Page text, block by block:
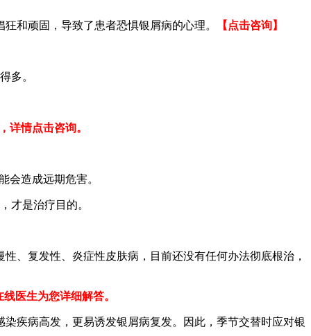
和顽固，导致了患者恐惧银屑病的心理。 【点击咨询】
多。
详情点击咨询。
会造成远期危害。
才是治疗目的。
、复发性、炎症性皮肤病，目前还没有任何办法彻底根治，
医生为您详细解答。
疾病高发，更易诱发银屑病复发。因此，季节交替时应对银